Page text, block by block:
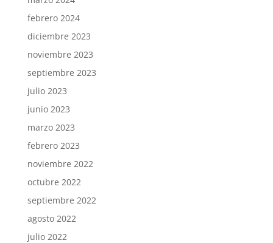
febrero 2024
diciembre 2023
noviembre 2023
septiembre 2023
julio 2023
junio 2023
marzo 2023
febrero 2023
noviembre 2022
octubre 2022
septiembre 2022
agosto 2022
julio 2022